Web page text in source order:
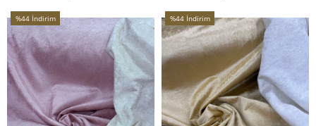
%44 İndirim
%44İndirim
%44 İndirim
%44İndirim